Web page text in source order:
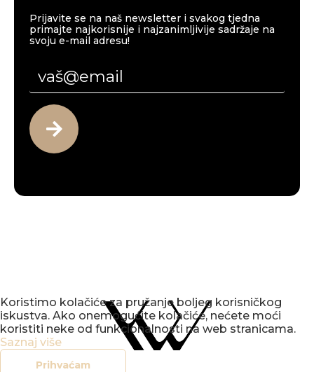
Prijavite se na naš newsletter i svakog tjedna
primajte najkorisnije i najzanimljivije sadržaje na
svoju e-mail adresu!
Koristimo kolačiće za pružanje boljeg korisničkog
iskustva. Ako onemogućite kolačiće, nećete moći
koristiti neke od funkcionalnosti na web stranicama.
Saznaj više
Prihvaćam